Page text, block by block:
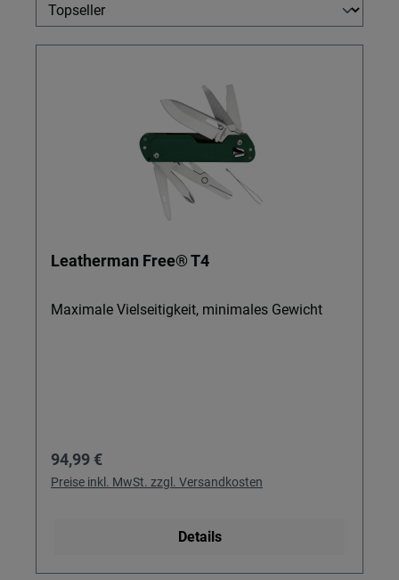
Leatherman Free® T4
Maximale Vielseitigkeit, minimales Gewicht
Regulärer Preis:
94,99 €
Preise inkl. MwSt. zzgl. Versandkosten
Details